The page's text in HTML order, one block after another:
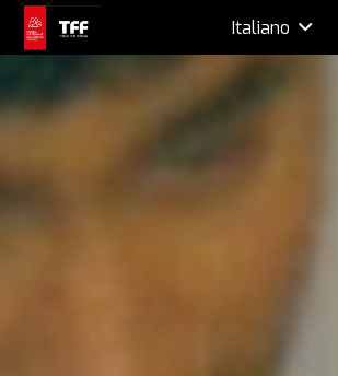
Italiano